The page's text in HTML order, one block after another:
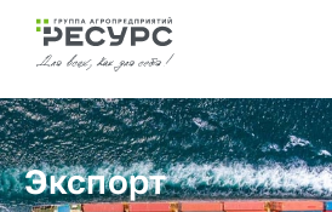
Экспорт